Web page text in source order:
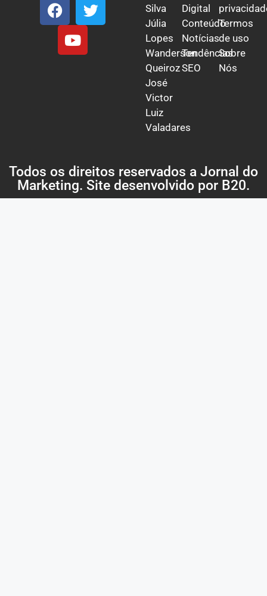
Silva
Júlia
Lopes
Wanderson
Queiroz
José
Victor
Luiz
Valadares
Digital
Conteúdo
Notícias
Tendências
SEO
Termos
de uso
Sobre
Nós
Todos os direitos reservados a Jornal do
Marketing. Site desenvolvido por B20.